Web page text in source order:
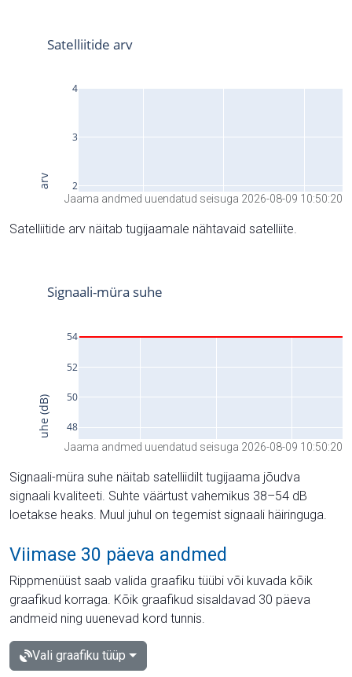
Jaama andmed uuendatud seisuga 2026-08-09 10:50:20
Satelliitide arv näitab tugijaamale nähtavaid satelliite.
Jaama andmed uuendatud seisuga 2026-08-09 10:50:20
Signaali-müra suhe näitab satelliidilt tugijaama jõudva
signaali kvaliteeti. Suhte väärtust vahemikus 38–54 dB
loetakse heaks. Muul juhul on tegemist signaali häiringuga.
Viimase 30 päeva andmed
Rippmenüüst saab valida graafiku tüübi või kuvada kõik
graafikud korraga. Kõik graafikud sisaldavad 30 päeva
andmeid ning uuenevad kord tunnis.
Vali graafiku tüüp